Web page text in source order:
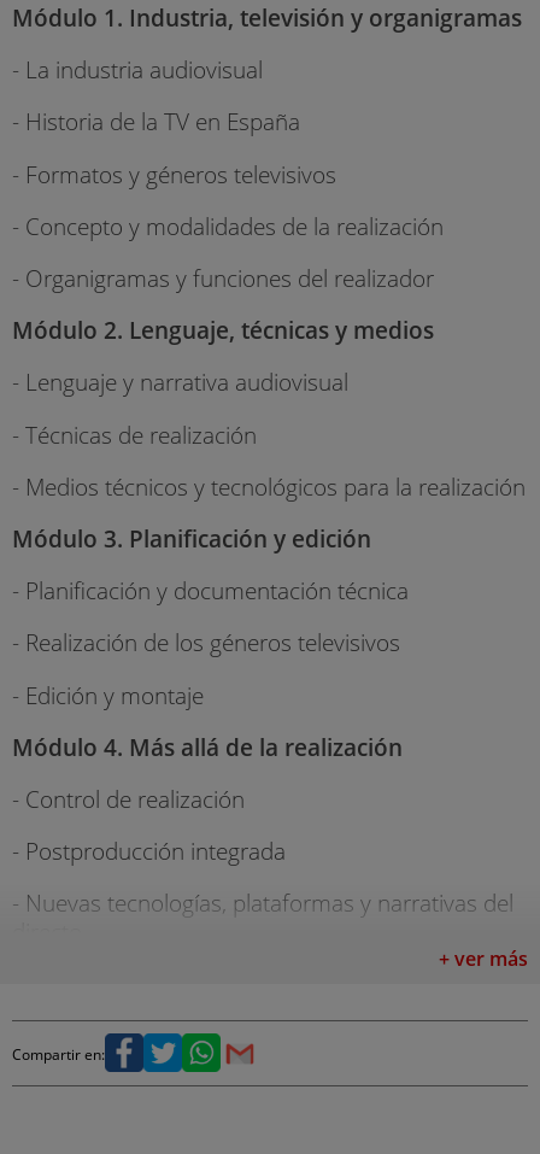
Módulo 1. Industria, televisión y organigramas
- La industria audiovisual
- Historia de la TV en España
- Formatos y géneros televisivos
- Concepto y modalidades de la realización
- Organigramas y funciones del realizador
Módulo 2. Lenguaje, técnicas y medios
- Lenguaje y narrativa audiovisual
- Técnicas de realización
- Medios técnicos y tecnológicos para la realización
Módulo 3. Planificación y edición
- Planificación y documentación técnica
- Realización de los géneros televisivos
- Edición y montaje
Módulo 4. Más allá de la realización
- Control de realización
- Postproducción integrada
- Nuevas tecnologías, plataformas y narrativas del
audiovisuales en preproducción
- Metodología para el desarrollo de proyectos
audiovisuales
+ ver más
Compartir en: